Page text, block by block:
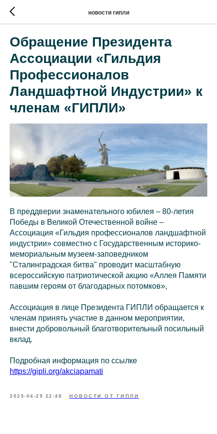
новости гипли
Обращение Президента
Ассоциации «Гильдия
Профессионалов
Ландшафтной Индустрии» к
членам «ГИПЛИ»
В преддверии знаменательного юбилея – 80-летия
Победы в Великой Отечественной войне –
Ассоциация «Гильдия профессионалов ландшафтной
индустрии» совместно с Государственным историко-
мемориальным музеем-заповедником
"Сталинградская битва" проводит масштабную
всероссийскую патриотической акцию «Аллея Памяти
павшим героям от благодарных потомков»,
Ассоциация в лице Президента ГИПЛИ обращается к
членам принять участие в данном мероприятии,
внести добровольный благотворительный посильный
вклад.
Подробная информация по ссылке
https://gipli.org/akciapamati
2025-04-29 22:48 НОВОСТИ ОТ ГИПЛИ